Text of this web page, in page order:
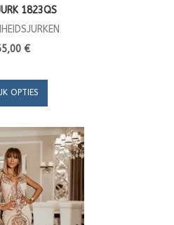
1823QS
€
OPTIES